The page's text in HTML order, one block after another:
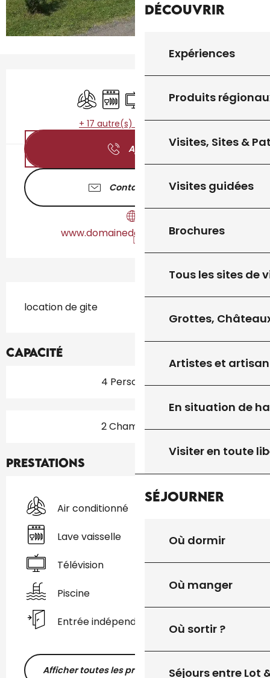
Découvrir
Expériences
Produits
Visites, Sites &
Visites guidées
Brochures
Tous les sites de
Grottes,
Artistes et
En situation de
Visiter en toute
Séjourner
Où dormir
Où manger
Où sortir ?
Séjours entre Lot
Ouverture et coordonnées
Air conditionné
Lave vaisselle
TélévisionPiscineEntrée
+ 17 autre(s) prestation(s)
Appeler
Contactez-nous
www.domainedelamarandine.fr
location de gite
Capacité
4 Personne(s)
2 Chambre(s)
Prestations
Air conditionné
Lave vaisselle
Télévision
Piscine
Entrée indépendante
Afficher toutes les prestations